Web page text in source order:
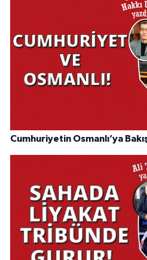
Cumhuriyetin Osmanlı’ya